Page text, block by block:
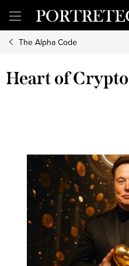
obsah
The Alpha Code
Heart of Crypto